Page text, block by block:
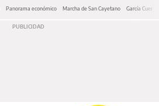
Panorama económico Marcha de San Cayetano García Cuerva